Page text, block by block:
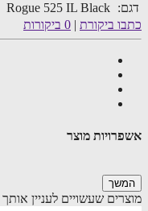
Rogue 525 IL Black
ביקורת|0 ביקורות
מוצר
שעשויים לעניין אותך